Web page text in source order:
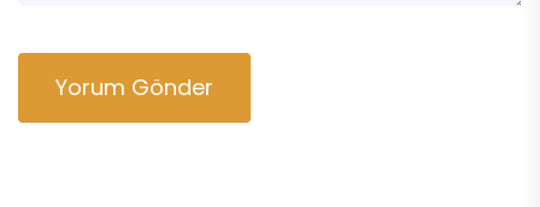
Yorum Gönder